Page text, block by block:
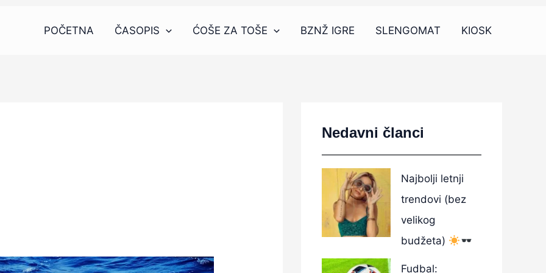
POČETNA ČASOPIS ĆOŠE ZA TOŠE BZNŽ IGRE SLENGOMAT KIOSK
Nedavni članci
Najbolji letnji
trendovi (bez
velikog
budžeta)
Fudbal: